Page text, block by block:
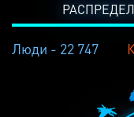
Люди - 22 747